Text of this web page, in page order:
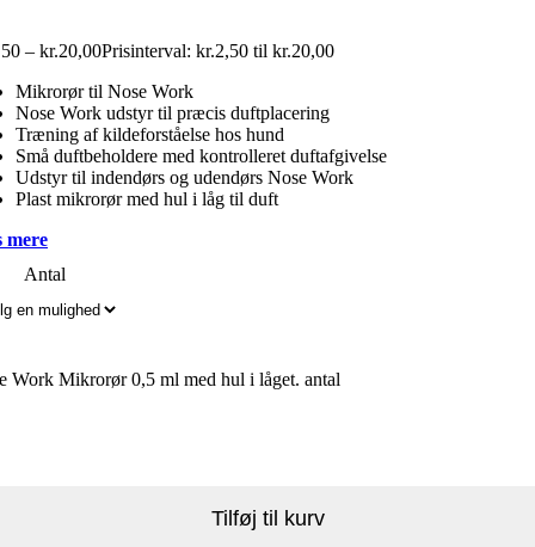
– kr.20,00Prisinterval: kr.2,50 til kr.20,00
Mikrorør til Nose Work
Nose Work udstyr til præcis duftplacering
Træning af kildeforståelse hos hund
Små duftbeholdere med kontrolleret duftafgivelse
Udstyr til indendørs og udendørs Nose Work
Plast mikrorør med hul i låg til duft
mere
Antal
Work Mikrorør 0,5 ml med hul i låget. antal
Tilføj til kurv